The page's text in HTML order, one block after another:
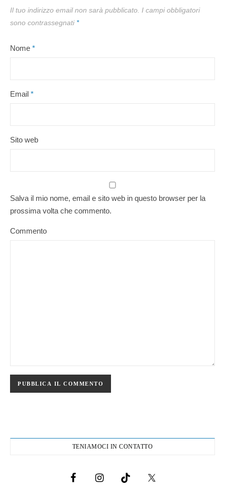
Il tuo indirizzo email non sarà pubblicato. I campi obbligatori
sono contrassegnati *
Nome *
Email *
Sito web
Salva il mio nome, email e sito web in questo browser per la
prossima volta che commento.
Commento
TENIAMOCI IN CONTATTO